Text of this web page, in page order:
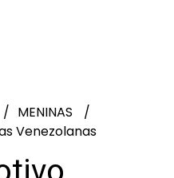
MENINAS
Venezolanas